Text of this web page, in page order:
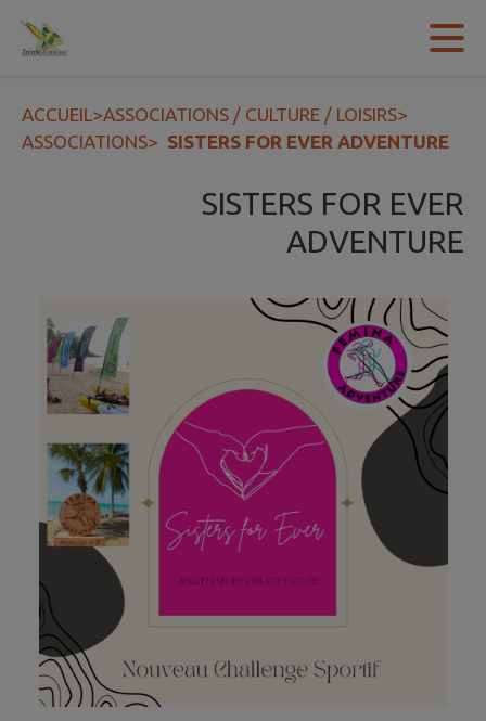
Contenu
ACCUEIL>ASSOCIATIONS / CULTURE / LOISIRS>
ASSOCIATIONS> SISTERS FOR EVER ADVENTURE
SISTERS FOR EVER
ADVENTURE